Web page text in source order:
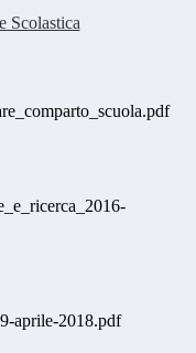
Scolastica
aprile-2018.pdf